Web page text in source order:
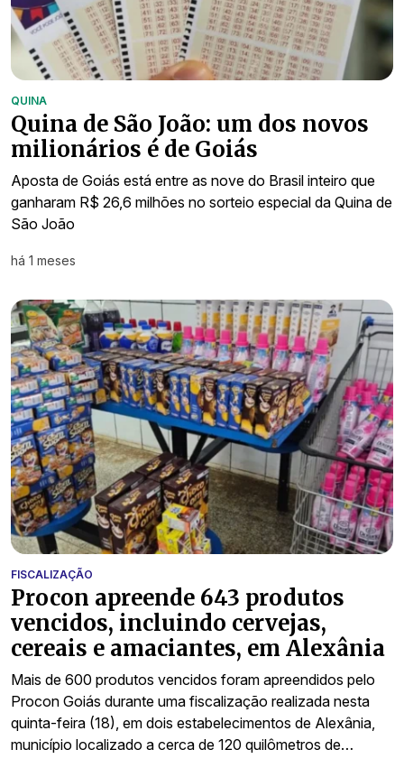
QUINA
Quina de São João: um dos novos
milionários é de Goiás
Aposta de Goiás está entre as nove do Brasil inteiro que
ganharam R$ 26,6 milhões no sorteio especial da Quina de
São João
há 1 meses
FISCALIZAÇÃO
Procon apreende 643 produtos
vencidos, incluindo cervejas,
cereais e amaciantes, em Alexânia
Mais de 600 produtos vencidos foram apreendidos pelo
Procon Goiás durante uma fiscalização realizada nesta
quinta-feira (18), em dois estabelecimentos de Alexânia,
município localizado a cerca de 120 quilômetros de…